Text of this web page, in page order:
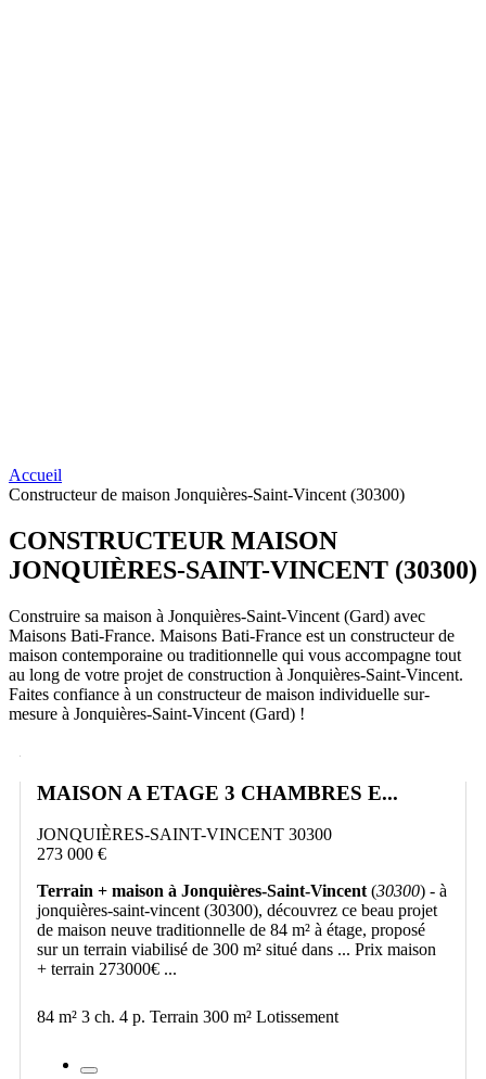
Accueil
Constructeur de maison Jonquières-Saint-Vincent (30300)
CONSTRUCTEUR MAISON
JONQUIÈRES-SAINT-VINCENT (30300)
Construire sa maison à Jonquières-Saint-Vincent (Gard) avec
Maisons Bati-France. Maisons Bati-France est un constructeur de
maison contemporaine ou traditionnelle qui vous accompagne tout
au long de votre projet de construction à Jonquières-Saint-Vincent.
Faites confiance à un constructeur de maison individuelle sur-
mesure à Jonquières-Saint-Vincent (Gard) !
MAISON A ETAGE 3 CHAMBRES E...
JONQUIÈRES-SAINT-VINCENT 30300
273 000 €
Terrain + maison à Jonquières-Saint-Vincent (30300) - à
jonquières-saint-vincent (30300), découvrez ce beau projet
de maison neuve traditionnelle de 84 m² à étage, proposé
sur un terrain viabilisé de 300 m² situé dans ... Prix maison
+ terrain 273000€ ...
84 m² 3 ch. 4 p. Terrain 300 m² Lotissement